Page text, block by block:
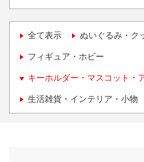
全て表示 ぬいぐるみ・ク
フィギュア・ホビー
キーホルダー・マスコット・
生活雑貨・インテリア・小物